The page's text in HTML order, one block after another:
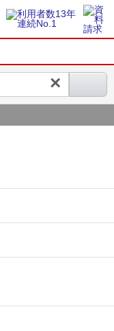
×